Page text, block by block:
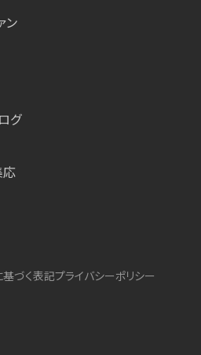
ン
グ
応
づく表記プライバシーポリシー